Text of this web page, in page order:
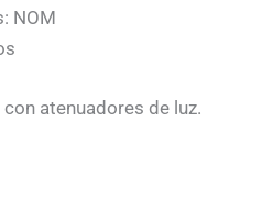
NOM
atenuadores de luz.